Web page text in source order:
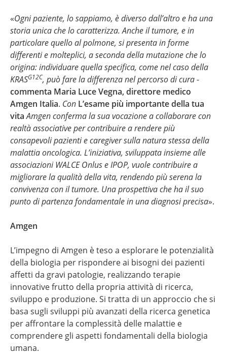
«Ogni paziente, lo sappiamo, è diverso dall’altro e ha una
storia unica che lo caratterizza. Anche il tumore, e in
particolare quello al polmone, si presenta in forme
differenti e molteplici, a seconda della mutazione che lo
origina: individuare quella specifica, come nel caso della
KRASG12C, può fare la differenza nel percorso di cura-
commenta Maria Luce Vegna, direttore medico
Amgen Italia. Con L’esame più importante della tua
vita Amgen conferma la sua vocazione a collaborare con
realtà associative per contribuire a rendere più
consapevoli pazienti e caregiver sulla natura stessa della
malattia oncologica. L’iniziativa, sviluppata insieme alle
associazioni WALCE Onlus e IPOP, vuole contribuire a
migliorare la qualità della vita, rendendo più serena la
convivenza con il tumore. Una prospettiva che ha il suo
punto di partenza fondamentale in una diagnosi precisa».
Amgen
L’impegno di Amgen è teso a esplorare le potenzialità
della biologia per rispondere ai bisogni dei pazienti
affetti da gravi patologie, realizzando terapie
innovative frutto della propria attività di ricerca,
sviluppo e produzione. Si tratta di un approccio che si
basa sugli sviluppi più avanzati della ricerca genetica
per affrontare la complessità delle malattie e
comprendere gli aspetti fondamentali della biologia
umana.